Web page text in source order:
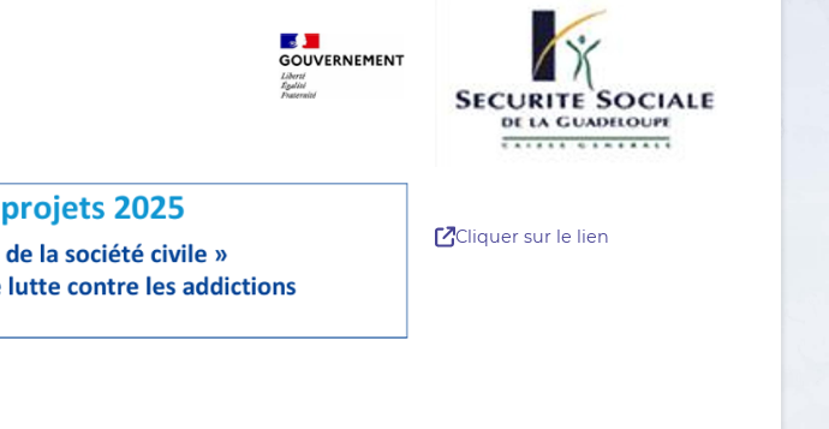
Cliquer sur le lien